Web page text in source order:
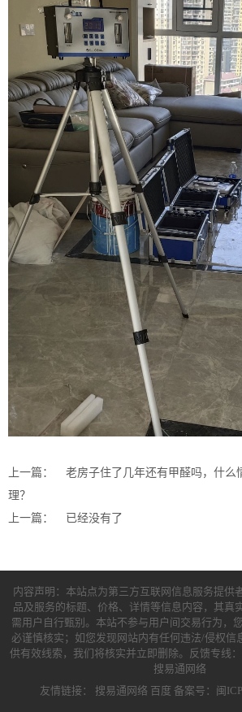
上一篇：
老房子住了几年还有甲醛吗，什么
理？
上一篇：
已经没有了
内容声明：本站点为第三方互联网信息服务提供
品及服务的标题、价格、详情等信息内容，其真
需用户自行甄别。本站不参与用户间交易行为，
必谨慎核实；如您发现网站内有任何违法/侵权信
供有效线索，我们将核实并立即删除。反馈专线
搜易通网络
友情链接： 搜易通网络 百度 备案号：闽